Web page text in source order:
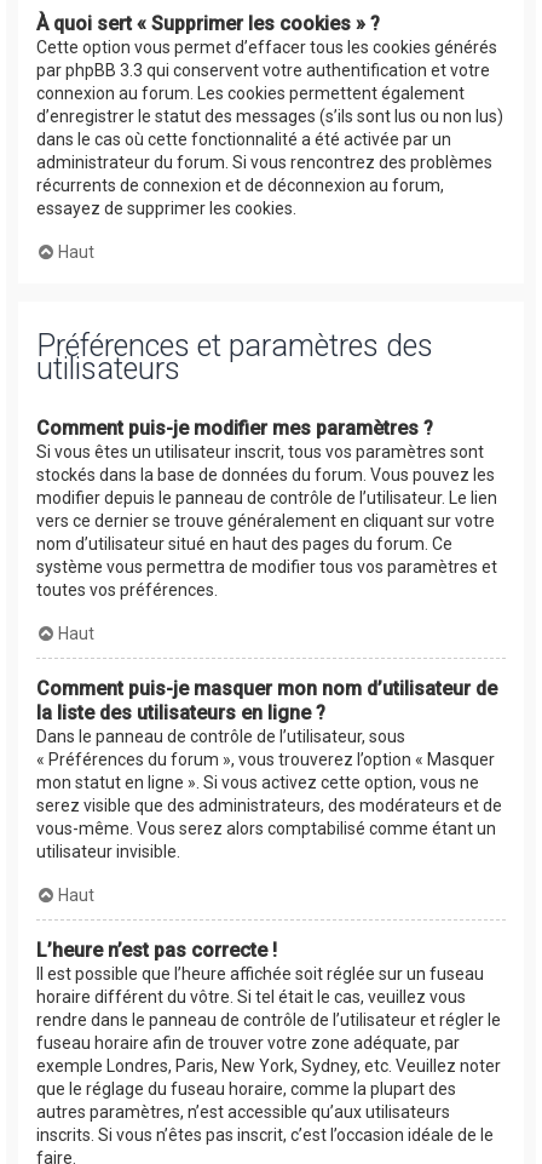
À quoi sert « Supprimer les cookies » ?
Cette option vous permet d’effacer tous les cookies générés
par phpBB 3.3 qui conservent votre authentification et votre
connexion au forum. Les cookies permettent également
d’enregistrer le statut des messages (s’ils sont lus ou non lus)
dans le cas où cette fonctionnalité a été activée par un
administrateur du forum. Si vous rencontrez des problèmes
récurrents de connexion et de déconnexion au forum,
essayez de supprimer les cookies.
Haut
Préférences et paramètres des
utilisateurs
Comment puis-je modifier mes paramètres ?
Si vous êtes un utilisateur inscrit, tous vos paramètres sont
stockés dans la base de données du forum. Vous pouvez les
modifier depuis le panneau de contrôle de l’utilisateur. Le lien
vers ce dernier se trouve généralement en cliquant sur votre
nom d’utilisateur situé en haut des pages du forum. Ce
système vous permettra de modifier tous vos paramètres et
toutes vos préférences.
Haut
Comment puis-je masquer mon nom d’utilisateur de
la liste des utilisateurs en ligne ?
Dans le panneau de contrôle de l’utilisateur, sous
« Préférences du forum », vous trouverez l’option « Masquer
mon statut en ligne ». Si vous activez cette option, vous ne
serez visible que des administrateurs, des modérateurs et de
vous-même. Vous serez alors comptabilisé comme étant un
utilisateur invisible.
Haut
L’heure n’est pas correcte !
Il est possible que l’heure affichée soit réglée sur un fuseau
horaire différent du vôtre. Si tel était le cas, veuillez vous
rendre dans le panneau de contrôle de l’utilisateur et régler le
fuseau horaire afin de trouver votre zone adéquate, par
exemple Londres, Paris, New York, Sydney, etc. Veuillez noter
que le réglage du fuseau horaire, comme la plupart des
autres paramètres, n’est accessible qu’aux utilisateurs
inscrits. Si vous n’êtes pas inscrit, c’est l’occasion idéale de le
faire.